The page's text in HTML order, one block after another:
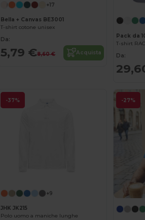
+17
Bella + Canvas BE3001
T-shirt cotone unisex
Da:
5,79 €8,60 € Acquista
Pack da
T-shirt
Da:
-37%
+9
JHK JK215
Polo uomo a maniche lunghe
-27%